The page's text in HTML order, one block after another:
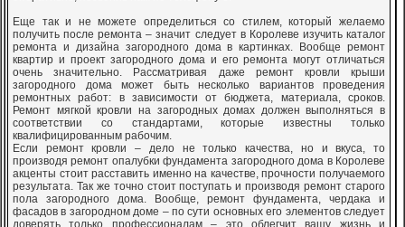
Еще так и не можете определиться со стилем, который желаемо
получить после ремонта – значит следует в Королеве изучить каталог
ремонта и дизайна загородного дома в картинках. Вообще ремонт
квартир и проект загородного дома и его ремонта могут отличаться
очень значительно. Рассматривая даже ремонт кровли крыши
загородного дома может быть несколько вариантов проведения
ремонтных работ: в зависимости от бюджета, материала, сроков.
Ремонт мягкой кровли на загородных домах должен выполняться в
соответствии со стандартами, которые известны только
квалифицированным рабочим.
Если ремонт кровли – дело не только качества, но и вкуса, то
производя ремонт опалубки фундамента загородного дома в Королеве
акценты стоит расставить именно на качестве, прочности получаемого
результата. Так же точно стоит поступать и производя ремонт старого
пола загородного дома. Вообще, ремонт фундамента, чердака и
фасадов в загородном доме – по сути основных его элементов следует
доверять только профессионалам – это облегчит вашу жизнь и